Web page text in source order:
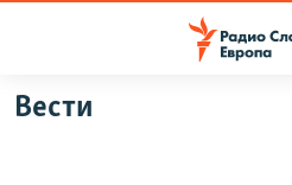
Оди
наВести